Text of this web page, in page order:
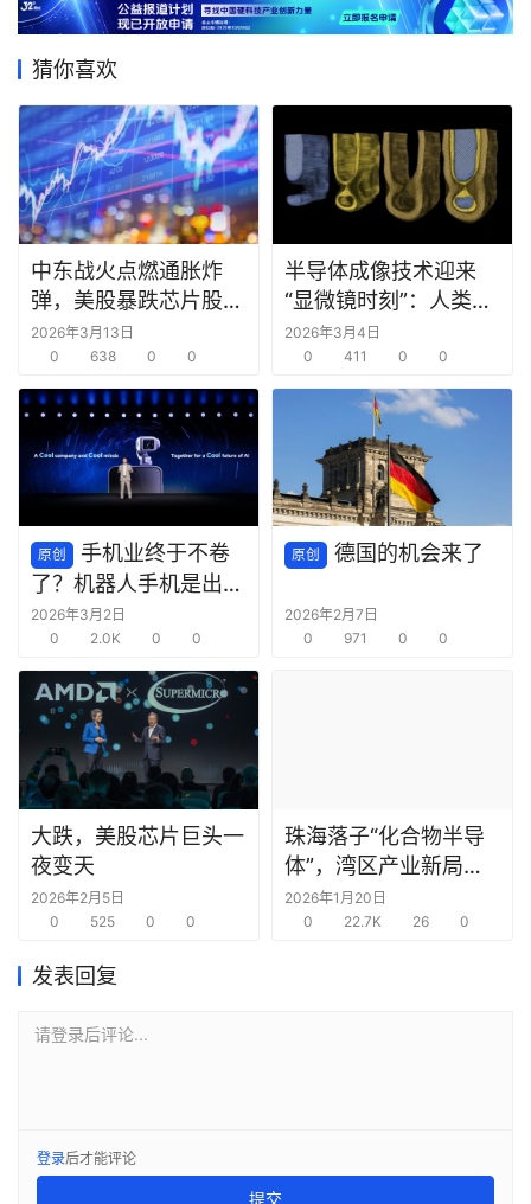
猜你喜欢
中东战火点燃通胀炸
弹，美股暴跌芯片股领
跌
2026年3月13日
0
638 0 0
半导体成像技术迎来
“显微镜时刻”：人类首
次看清芯片内部“鼠咬”
缺陷
2026年3月4日
0
411 0 0
原创
手机业终于不卷
了？机器人手机是出路
还是死路？
2026年3月2日
0
2.0K 0 0
原创 德国的机会来了
2026年2月7日
0
971 0 0
大跌，美股芯片巨头一
夜变天
2026年2月5日
0
525 0 0
珠海落子“化合物半导
体”，湾区产业新局锚
定“生态决胜”
2026年1月20日
0
22.7K 26 0
发表回复
请登录后评论...
登录后才能评论
提交